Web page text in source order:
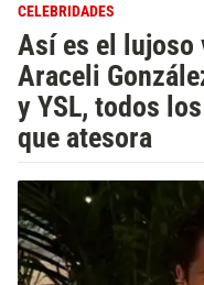
CELEBRIDADES
Así es el lujoso
Araceli
y YSL, todos
que atesora